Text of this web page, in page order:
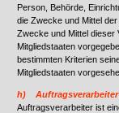
Person, Behörde,
die Zwecke und Mittel
Zwecke und Mittel dieser
Mitgliedstaaten
bestimmten Kriterien
Mitgliedstaaten
h) Auftragsverarbeiter
Auftragsverarbeiter ist